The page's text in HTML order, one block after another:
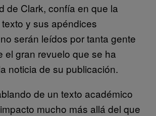
de Clark, confía en que la
y sus apéndices
serán leídos por tanta gente
el gran revuelo que se ha
noticia de su publicación.
de un texto académico
mucho más allá del que